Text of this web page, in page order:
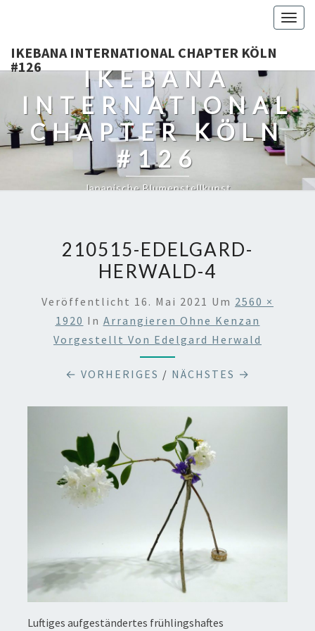
IKEBANA INTERNATIONAL CHAPTER KÖLN
#126
IKEBANA
INTERNATIONAL
CHAPTER KÖLN
#126
Japanische Blumenstellkunst
210515-EDELGARD-
HERWALD-4
Veröffentlicht 16. Mai 2021 Um 2560 ×
1920 In Arrangieren Ohne Kenzan
Vorgestellt Von Edelgard Herwald
← VORHERIGES / NÄCHSTES →
Luftiges aufgeständertes frühlingshaftes